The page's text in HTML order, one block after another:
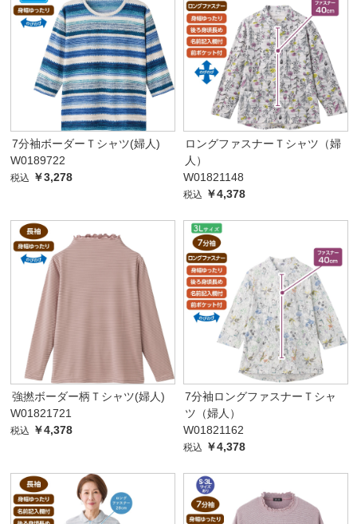
7分袖ボーダーＴシャツ(婦人)
W0189722
税込 ￥3,278
ロングファスナーＴシャツ（婦
人）
W01821148
税込 ￥4,378
強撚ボーダー柄Ｔシャツ(婦人)
W01821721
税込 ￥4,378
7分袖ロングファスナーＴシャ
ツ（婦人）
W01821162
税込 ￥4,378